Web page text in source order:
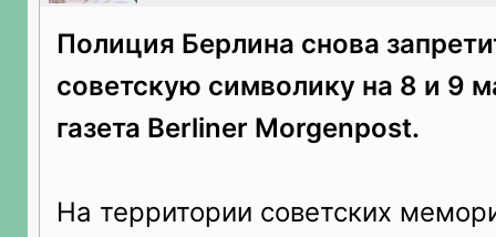
Полиция Берлина снова
советскую символику на 8 и 9
газета Berliner Morgenpost.
На территории советских